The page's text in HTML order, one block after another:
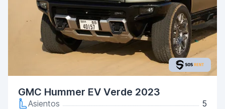
GMC Hummer EV Verde 2023
Asientos
5